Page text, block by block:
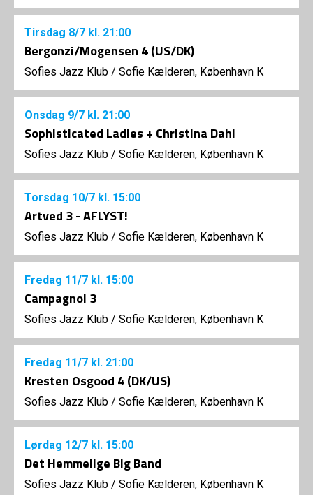
Tirsdag 8/7 kl. 21:00
Bergonzi/Mogensen 4 (US/DK)
Sofies Jazz Klub / Sofie Kælderen, København K
Onsdag 9/7 kl. 21:00
Sophisticated Ladies + Christina Dahl
Sofies Jazz Klub / Sofie Kælderen, København K
Torsdag 10/7 kl. 15:00
Artved 3 - AFLYST!
Sofies Jazz Klub / Sofie Kælderen, København K
Fredag 11/7 kl. 15:00
Campagnol 3
Sofies Jazz Klub / Sofie Kælderen, København K
Fredag 11/7 kl. 21:00
Kresten Osgood 4 (DK/US)
Sofies Jazz Klub / Sofie Kælderen, København K
Lørdag 12/7 kl. 15:00
Det Hemmelige Big Band
Sofies Jazz Klub / Sofie Kælderen, København K